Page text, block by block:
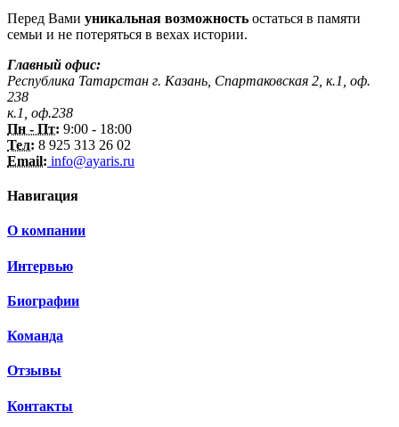
Перед Вами уникальная возможность остаться в памяти
семьи и не потеряться в вехах истории.
Главный офис:
Республика Татарстан г. Казань, Спартаковская 2, к.1, оф.
238
к.1, оф.238
Пн - Пт: 9:00 - 18:00
Тел: 8 925 313 26 02
Email: info@ayaris.ru
Навигация
О компании
Интервью
Биографии
Команда
Отзывы
Контакты